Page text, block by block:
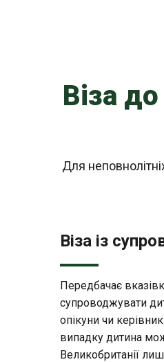
Віза
Для
Віза із
Передбачає
супроводжувати
опікуни чи
випадку дитина
Великобританії